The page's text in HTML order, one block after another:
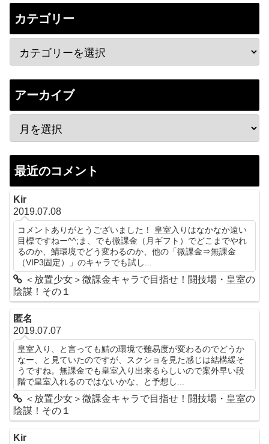
カテゴリー
アーカイブ
最近のコメント
Kir
2019.07.08
コメントありがとうございました！ 皇室入りはなかなか遠い
目標ですねー^^;ま、でも微課金（月ギフト）でどこまでやれ
るのか、鯖環境でどう変わるのか、他の「微課金⇒無課金
（VIP3固定）」のキャラでも試し...
＜放置少女＞微課金キャラで目指せ！闘技場・皇室の
陰謀！その１
匿名
2019.07.07
皇室入り、と言っても鯖の環境で難易度が変わるのでどうか
なー、と見ていたのですが、スクショを見た感じは結構緩そ
うですね。無課金でも皇室入り出来るらしいので案外早い段
階で皇室入れるのではないかな、と予想し...
＜放置少女＞微課金キャラで目指せ！闘技場・皇室の
陰謀！その１
Kir